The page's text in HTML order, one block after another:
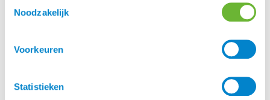
Noodzakelijk
Voorkeuren
Statistieken
Vitalbix & Skincalmin zijn beide een merknamen
van Feral Horse Care BV. Hun missie is: “een
van paarden.” Vitalbix ontwikkelt en levert
paardenvoer kun je je paard op een natuurlijke en
verantwoorde manier voeren.